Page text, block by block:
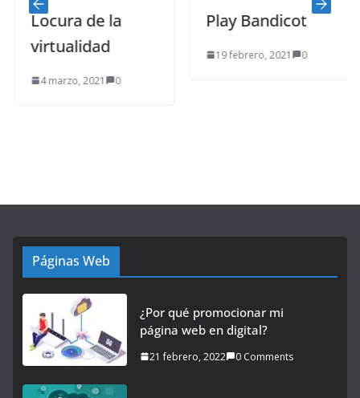
Locura de la
virtualidad
4 marzo, 2021 0
Play Bandicot
19 febrero, 2021 0
Páginas Web
¿Por qué promocionar mi
página web en digital?
21 febrero, 2022 0 Comments